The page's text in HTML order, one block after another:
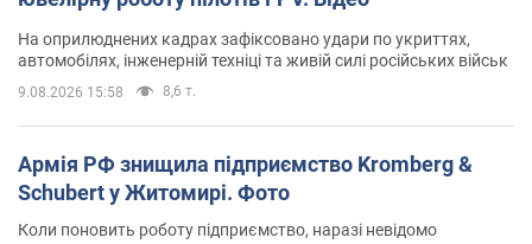
На оприлюднених кадрах зафіксовано удари по укриттях,
автомобілях, інженерній техніці та живій силі російських військ
9.08.2026 15:58 8,6 т.
Армія РФ знищила підприємство Kromberg &
Schubert у Житомирі. Фото
Коли поновить роботу підприємство, наразі невідомо